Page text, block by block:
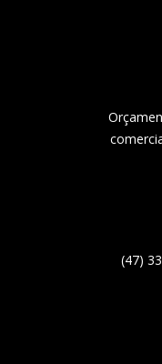
(47)